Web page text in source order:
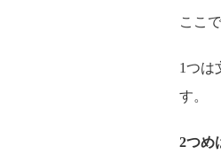
ここ
1つは
す。
2つめ